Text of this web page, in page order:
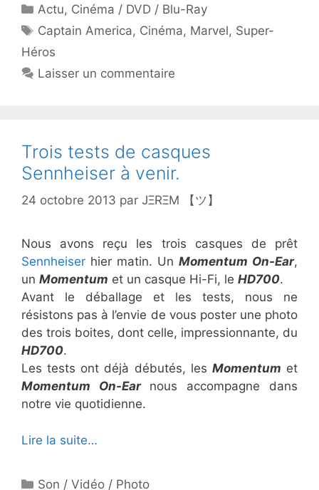
Catégories
Actu, Cinéma / DVD / Blu-Ray
Étiquettes
Captain America, Cinéma, Marvel, Super-
Héros
Laisser un commentaire
Trois tests de casques
Sennheiser à venir.
24 octobre 2013 par JΞRΞM 【ツ】
Nous avons reçu les trois casques de prêt
Sennheiser hier matin. Un Momentum On-Ear,
un Momentum et un casque Hi-Fi, le HD700.
Avant le déballage et les tests, nous ne
résistons pas à l’envie de vous poster une photo
des trois boites, dont celle, impressionnante, du
HD700.
Les tests ont déjà débutés, les Momentum et
Momentum On-Ear nous accompagne dans
notre vie quotidienne.
Lire la suite…
Catégories
Son / Vidéo / Photo